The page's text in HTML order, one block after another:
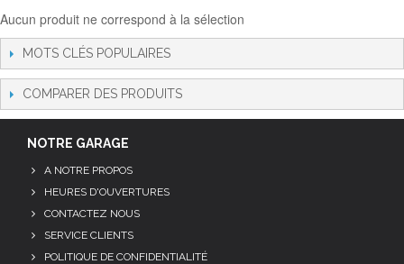
Aucun produit ne correspond à la sélection
MOTS CLÉS POPULAIRES
COMPARER DES PRODUITS
NOTRE GARAGE
A NOTRE PROPOS
HEURES D'OUVERTURES
CONTACTEZ NOUS
SERVICE CLIENTS
POLITIQUE DE CONFIDENTIALITÉ